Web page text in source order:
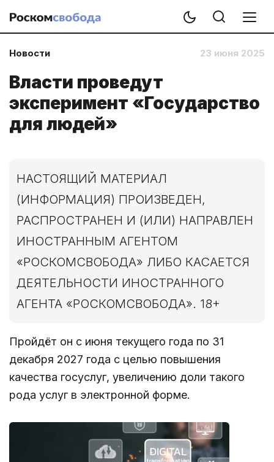
Новости 23 июня 2025
Власти проведут
эксперимент «Государство
для людей»
НАСТОЯЩИЙ МАТЕРИАЛ
(ИНФОРМАЦИЯ) ПРОИЗВЕДЕН,
РАСПРОСТРАНЕН И (ИЛИ) НАПРАВЛЕН
ИНОСТРАННЫМ АГЕНТОМ
«РОСКОМСВОБОДА» ЛИБО КАСАЕТСЯ
ДЕЯТЕЛЬНОСТИ ИНОСТРАННОГО
АГЕНТА «РОСКОМСВОБОДА». 18+
Пройдёт он с июня текущего года по 31
декабря 2027 года с целью повышения
качества госуслуг, увеличению доли такого
рода услуг в электронной форме.